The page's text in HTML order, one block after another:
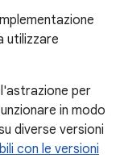
utilizzare
per
in modo
diverse versioni
con le versioni